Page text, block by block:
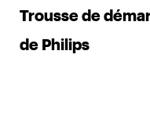
Trousse de
de Philips